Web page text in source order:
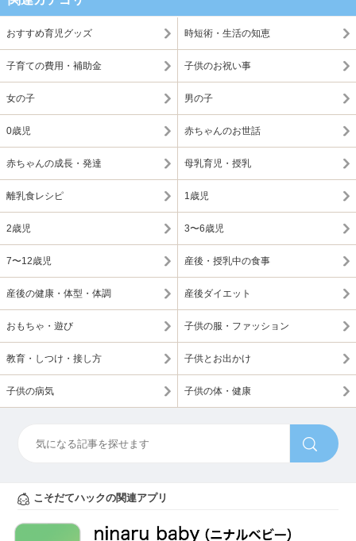
おすすめ育児グッズ 時短術・生活の知恵
子育ての費用・補助金 子供のお祝い事
女の子 男の子
0歳児 赤ちゃんのお世話
赤ちゃんの成長・発達 母乳育児・授乳
離乳食レシピ 1歳児
2歳児 3〜6歳児
7〜12歳児 産後・授乳中の食事
産後の健康・体型・体調 産後ダイエット
おもちゃ・遊び 子供の服・ファッション
教育・しつけ・接し方 子供とお出かけ
子供の病気 子供の体・健康
こそだてハックの関連アプリ